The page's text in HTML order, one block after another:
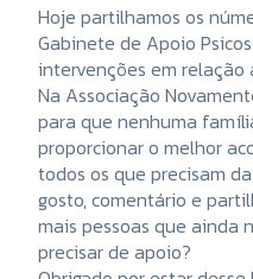
Hoje partilhamos os
Gabinete de Apoio
intervenções em relação
Na Associação
para que nenhuma
proporcionar o melhor
todos os que precisam
gosto, comentário e
mais pessoas que ainda
precisar de apoio?